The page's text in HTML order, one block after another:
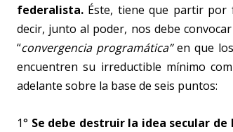
federalista. Éste, tiene que partir por
decir, junto al poder, nos debe
“convergencia programática”en que
encuentren su irreductible mínimo
adelante sobre la base de seis puntos:
1° Se debe destruir la idea secular